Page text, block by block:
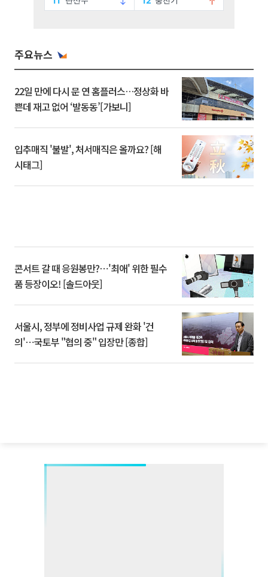
주요뉴스
22일 만에 다시 문 연 홈플러스…정상화 바
쁜데 재고 없어 ‘발동동’[가보니]
입추매직 '불발', 처서매직은 올까요? [해
시태그]
콘서트 갈 때 응원봉만?⋯'최애' 위한 필수
품 등장이오! [솔드아웃]
서울시, 정부에 정비사업 규제 완화 '건
의'⋯국토부 "협의 중" 입장만 [종합]